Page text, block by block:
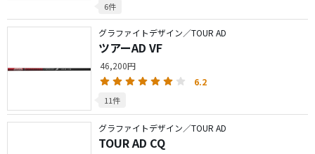
6件
グラファイトデザイン／TOUR AD
ツアーAD VF
46,200円
6.2
11件
グラファイトデザイン／TOUR AD
TOUR AD CQ